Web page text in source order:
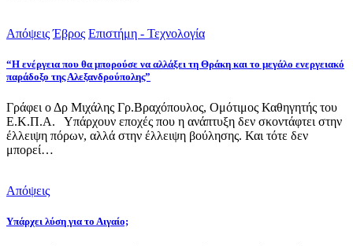
Απόψεις Έβρος Επιστήμη - Τεχνολογία
“Η ενέργεια που θα μπορούσε να αλλάξει τη Θράκη και το μεγάλο ενεργειακό
παράδοξο της Αλεξανδρούπολης”
Γράφει ο Δρ Μιχάλης Γρ.Βραχόπουλος, Ομότιμος Καθηγητής του
Ε.Κ.Π.Α. Υπάρχουν εποχές που η ανάπτυξη δεν σκοντάφτει στην
έλλειψη πόρων, αλλά στην έλλειψη βούλησης. Και τότε δεν
μπορεί…
Απόψεις
Υπάρχει λύση για το Αιγαίο;